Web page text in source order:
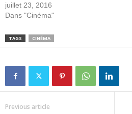
juillet 23, 2016
Dans "Cinéma"
TAGS CINÉMA
Previous article